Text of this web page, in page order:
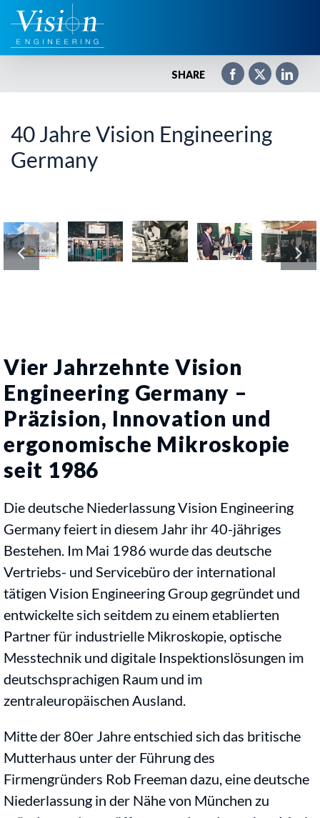
Zum
Inhalt
springen
SHARE
40 Jahre Vision Engineering
Germany
Vier Jahrzehnte Vision
Engineering Germany –
Präzision, Innovation und
ergonomische Mikroskopie
seit 1986
Die deutsche Niederlassung Vision Engineering
Germany feiert in diesem Jahr ihr 40-jähriges
Bestehen. Im Mai 1986 wurde das deutsche
Vertriebs- und Servicebüro der international
tätigen Vision Engineering Group gegründet und
entwickelte sich seitdem zu einem etablierten
Partner für industrielle Mikroskopie, optische
Messtechnik und digitale Inspektionslösungen im
deutschsprachigen Raum und im
zentraleuropäischen Ausland.
Mitte der 80er Jahre entschied sich das britische
Mutterhaus unter der Führung des
Firmengründers Rob Freeman dazu, eine deutsche
Niederlassung in der Nähe von München zu